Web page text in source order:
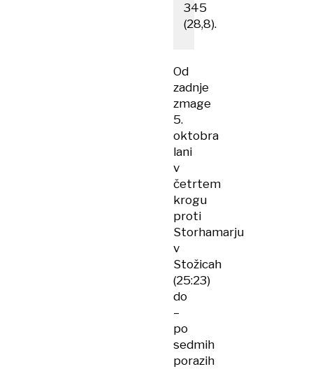
345
(28,8).
Od
zadnje
zmage
5.
oktobra
lani
v
četrtem
krogu
proti
Storhamarju
v
Stožicah
(25:23)
do
–
po
sedmih
porazih